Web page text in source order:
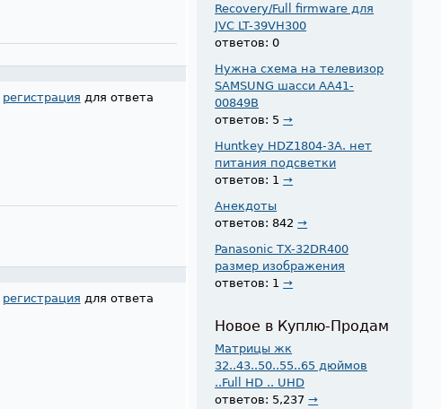
регистрация для ответа
регистрация для ответа
Recovery/Full firmware для
JVC LT-39VH300
ответов: 0
Нужна схема на телевизор
SAMSUNG шасси AA41-
00849B
ответов: 5→
Huntkey HDZ1804-3A. нет
питания подсветки
ответов: 1→
Анекдоты
ответов: 842→
Panasonic TX-32DR400
размер изображения
ответов: 1→
Новое в Куплю-Продам
Матрицы жк
32..43..50..55..65 дюймов
..Full HD .. UHD
ответов: 5,237→